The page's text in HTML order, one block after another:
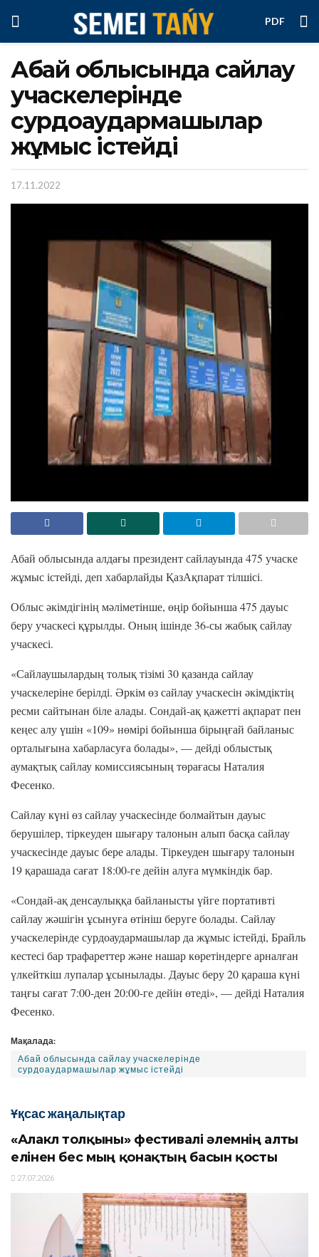
PDF
Абай облысында сайлау
учаскелерінде
сурдоаудармашылар
жұмыс істейді
17.11.2022
Абай облысында алдағы президент сайлауында 475 учаске
жұмыс істейді, деп хабарлайды ҚазАқпарат тілшісі.
Облыс әкімдігінің мәліметінше, өңір бойынша 475 дауыс
беру учаскесі құрылды. Оның ішінде 36-сы жабық сайлау
учаскесі.
«Сайлаушылардың толық тізімі 30 қазанда сайлау
учаскелеріне берілді. Әркім өз сайлау учаскесін әкімдіктің
ресми сайтынан біле алады. Сондай-ақ қажетті ақпарат пен
кеңес алу үшін «109» нөмірі бойынша бірыңғай байланыс
орталығына хабарласуға болады», — дейді облыстық
аумақтық сайлау комиссиясының төрағасы Наталия
Фесенко.
Сайлау күні өз сайлау учаскесінде болмайтын дауыс
берушілер, тіркеуден шығару талонын алып басқа сайлау
учаскесінде дауыс бере алады. Тіркеуден шығару талонын
19 қарашада сағат 18:00-ге дейін алуға мүмкіндік бар.
«Сондай-ақ денсаулыққа байланысты үйге портативті
сайлау жәшігін ұсынуға өтініш беруге болады. Сайлау
учаскелерінде сурдоаудармашылар да жұмыс істейді, Брайль
кестесі бар трафареттер және нашар көретіндерге арналған
үлкейткіш лупалар ұсынылады. Дауыс беру 20 қараша күні
таңғы сағат 7:00-ден 20:00-ге дейін өтеді», — дейді Наталия
Фесенко.
Мақалада:
Абай облысында сайлау учаскелерінде
сурдоаудармашылар жұмыс істейді
Ұқсас жаңалықтар
«Алакөл толқыны» фестивалі әлемнің алты
елінен бес мың қонақтың басын қосты
27.07.2026